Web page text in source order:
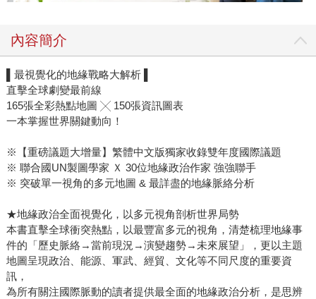
內容簡介
▌最視覺化的地緣戰略大解析 ▌
直擊全球劇變最前線
165張全彩熱點地圖 ╳ 150張資訊圖表
一本掌握世界關鍵動向！
※【重磅議題大增量】繁體中文版獨家收錄雙年度國際議題
※ 聯合國UN製圖學家 Ｘ 30位地緣政治作家 強強聯手
※ 突破單一視角的多元地圖 & 最詳盡的地緣脈絡分析
★地緣政治全面視覺化，以多元視角剖析世界局勢
本書直擊全球衝突熱點，以最豐富多元的視角，清楚梳理地緣事
件的「歷史脈絡→當前現況→演變趨勢→未來展望」，更以主題
地圖呈現政治、能源、軍武、經貿、文化等不同尺度的重要資
訊，
為所有關注國際脈動的讀者提供最全面的地緣政治分析，是思辨